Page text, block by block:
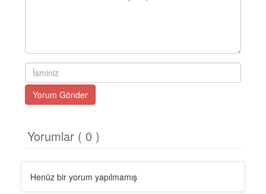
Yorum Gönder
Yorumlar ( 0 )
Henüz bir yorum yapılmamış